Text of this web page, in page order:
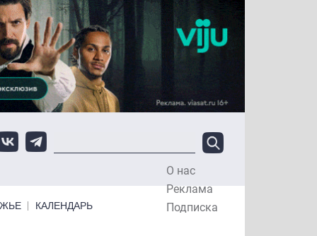
О нас
Реклама
Подписка
КАЛЕНДАРЬ